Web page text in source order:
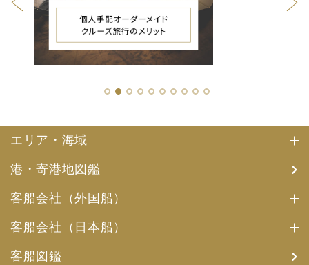
1 2 3 4 5 6 7 8 9 10
エリア・海域
港・寄港地図鑑
客船会社（外国船）
客船会社（日本船）
客船図鑑